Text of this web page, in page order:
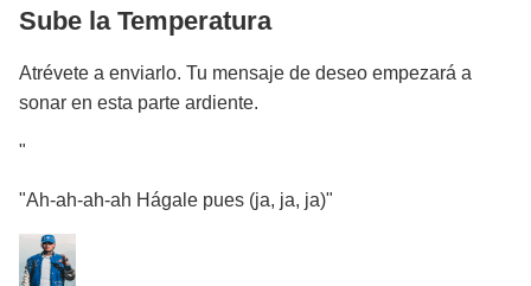
Sube la Temperatura
Atrévete a enviarlo. Tu mensaje de deseo empezará a
sonar en esta parte ardiente.
"
"Ah-ah-ah-ah Hágale pues (ja, ja, ja)"